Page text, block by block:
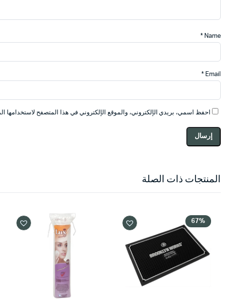
Name
*
Email
*
احفظ اسمي، بريدي الإلكتروني، والموقع الإلكتروني في هذا المتصفح لاستخدامها
المنتجات ذات الصلة
67%